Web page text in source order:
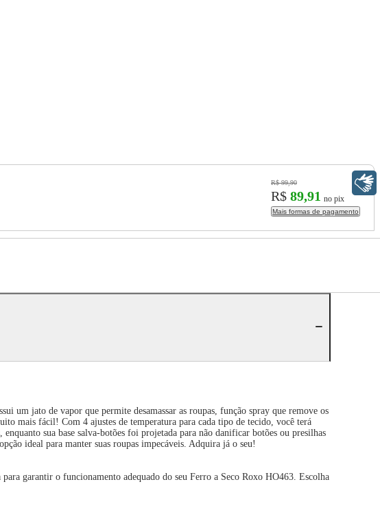
R$ 99,90
R$ 89,91 no pix
Mais formas de pagamento
um jato de vapor que permite desamassar as roupas, função spray que remove os
mais fácil! Com 4 ajustes de temperatura para cada tipo de tecido, você terá
sua base salva-botões foi projetada para não danificar botões ou presilhas
ideal para manter suas roupas impecáveis. Adquira já o seu!
garantir o funcionamento adequado do seu Ferro a Seco Roxo HO463. Escolha